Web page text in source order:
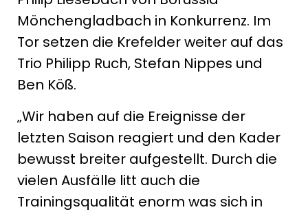
Mönchengladbach in Konkurrenz. Im
Tor setzen die Krefelder weiter auf das
Trio Philipp Ruch, Stefan Nippes und
Ben Köß.
„Wir haben auf die Ereignisse der
letzten Saison reagiert und den Kader
bewusst breiter aufgestellt. Durch die
vielen Ausfälle litt auch die
Trainingsqualität enorm was sich in